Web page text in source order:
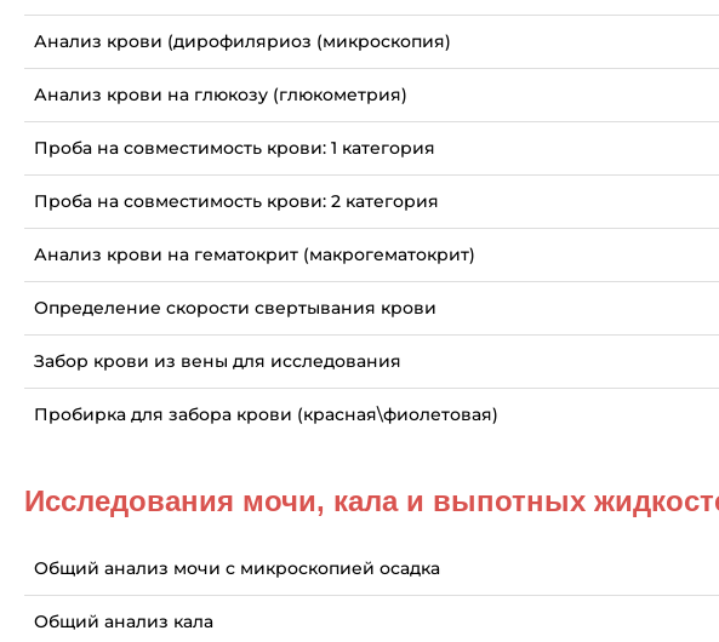
Анализ крови (дирофиляриоз (микроскопия)
Анализ крови на глюкозу (глюкометрия)
Проба на совместимость крови: 1 категория
Проба на совместимость крови: 2 категория
Анализ крови на гематокрит (макрогематокрит)
Определение скорости свертывания крови
Забор крови из вены для исследования
Пробирка для забора крови (красная\фиолетовая)
Исследования мочи, кала и выпотных
Общий анализ мочи с микроскопией осадка
Общий анализ кала